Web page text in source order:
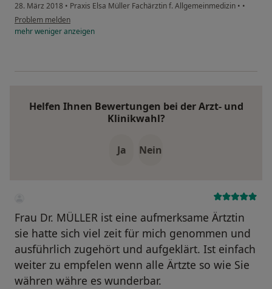
28. März 2018 • Praxis Elsa Müller Fachärztin f. Allgemeinmedizin • •
Problem melden
mehrwenigeranzeigen
Helfen Ihnen Bewertungen bei der Arzt- und
Klinikwahl?
Ja Nein
Frau Dr. MÜLLER ist eine aufmerksame Ärtztin
sie hatte sich viel zeit für mich genommen und
ausführlich zugehört und aufgeklärt. Ist einfach
weiter zu empfelen wenn alle Ärtzte so wie Sie
währen währe es wunderbar.